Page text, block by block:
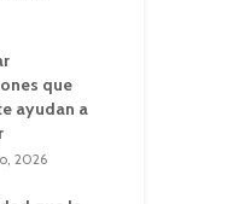
que
ayudan a
2026